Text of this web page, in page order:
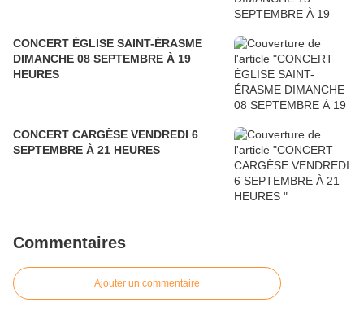
CONCERT ÉGLISE SAINT-ÉRASME
DIMANCHE 08 SEPTEMBRE À 19
HEURES
CONCERT CARGÈSE VENDREDI 6
SEPTEMBRE À 21 HEURES
Commentaires
Ajouter un commentaire